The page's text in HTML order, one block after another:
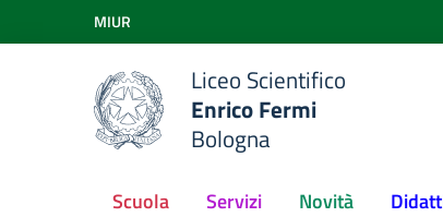
Vai ai contenuti
Vai al menu di navigazione
Vai al footer
MIUR
Liceo Scientifico
Enrico Fermi
Bologna
Scuola Servizi Novità